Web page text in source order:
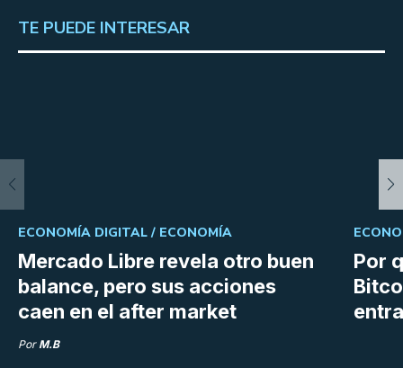
TE PUEDE INTERESAR
Mercado Libre revela otro buen
balance, pero sus acciones
caen en el after market
ECONOMÍA DIGITAL / ECONOMÍA
Por M.B
Por